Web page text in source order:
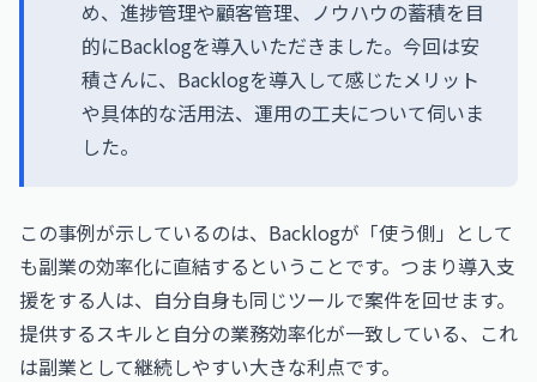
め、進捗管理や顧客管理、ノウハウの蓄積を目
的にBacklogを導入いただきました。今回は安
積さんに、Backlogを導入して感じたメリット
や具体的な活用法、運用の工夫について伺いま
した。
この事例が示しているのは、Backlogが「使う側」として
も副業の効率化に直結するということです。つまり導入支
援をする人は、自分自身も同じツールで案件を回せます。
提供するスキルと自分の業務効率化が一致している、これ
は副業として継続しやすい大きな利点です。